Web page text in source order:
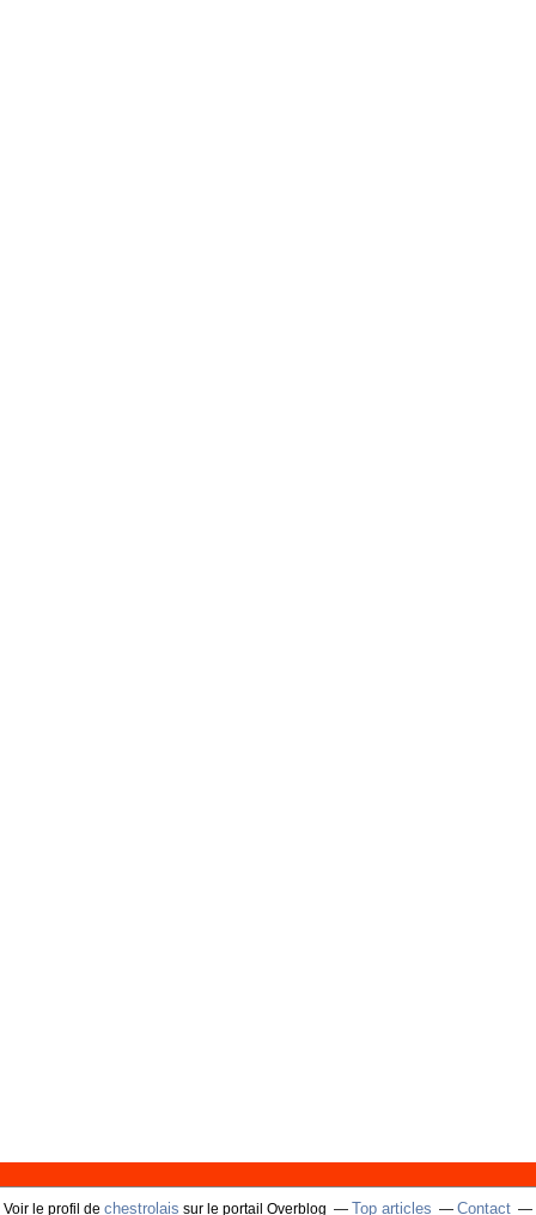
Voir le profil de chestrolais sur le portail Overblog Top articles Contact